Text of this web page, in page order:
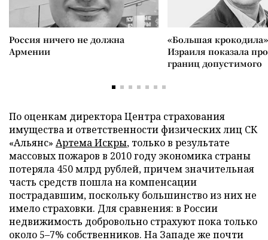
Россия ничего не должна
Армении
«Большая
Израиля показала
границ допустимого
По оценкам директора Центра страхования
имущества и ответственности физических лиц СК
«Альянс» Артема Искры, только в результате
массовых пожаров в 2010 году экономика страны
потеряла 450 млрд рублей, причем значительная
часть средств пошла на компенсации
пострадавшим, поскольку большинство из них не
имело страховки. Для сравнения: в России
недвижимость добровольно страхуют пока только
около 5–7% собственников. На Западе же почти